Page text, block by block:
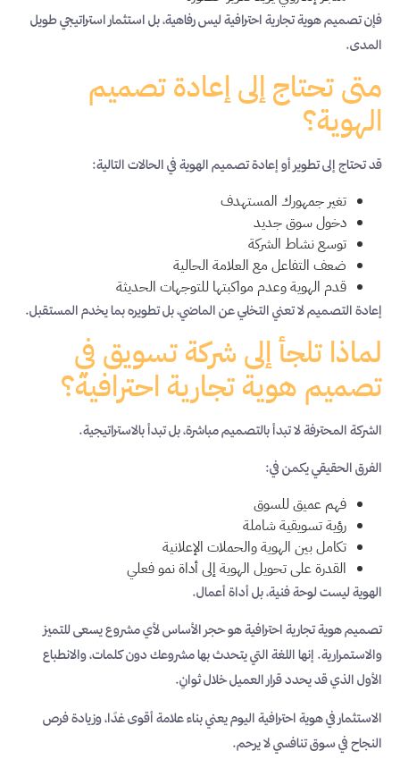
فإن تصميم هوية تجارية احترافية ليس رفاهية، بل استثمار استراتيجي طويل
المدى.
متى تحتاج إلى إعادة تصميم
الهوية؟
قد تحتاج إلى تطوير أو إعادة تصميم الهوية في الحالات التالية:
تغير جمهورك المستهدف
دخول سوق جديد
توسع نشاط الشركة
ضعف التفاعل مع العلامة الحالية
قدم الهوية وعدم مواكبتها للتوجهات الحديثة
إعادة التصميم لا تعني التخلي عن الماضي، بل تطويره بما يخدم المستقبل.
لماذا تلجأ إلى شركة تسويق في
تصميم هوية تجارية احترافية؟
الشركة المحترفة لا تبدأ بالتصميم مباشرة، بل تبدأ بالاستراتيجية.
الفرق الحقيقي يكمن في:
فهم عميق للسوق
رؤية تسويقية شاملة
تكامل بين الهوية والحملات الإعلانية
القدرة على تحويل الهوية إلى أداة نمو فعلي
الهوية ليست لوحة فنية، بل أداة أعمال.
تصميم هوية تجارية احترافية هو حجر الأساس لأي مشروع يسعى للتميز
والاستمرارية. إنها اللغة التي يتحدث بها مشروعك دون كلمات، والانطباع
الأول الذي قد يحدد قرار العميل خلال ثوانٍ.
الاستثمار في هوية احترافية اليوم يعني بناء علامة أقوى غدًا، وزيادة فرص
النجاح في سوق تنافسي لا يرحم.